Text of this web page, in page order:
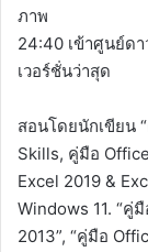
ภาพ
24:40 เข้าศูนย์ด
เวอร์ชั่นว่าสุด
สอนโดยนักเขียน
Skills, คู่มือ
Excel 2019 &
Windows 11. “คู่
2013”, “คู่มือ